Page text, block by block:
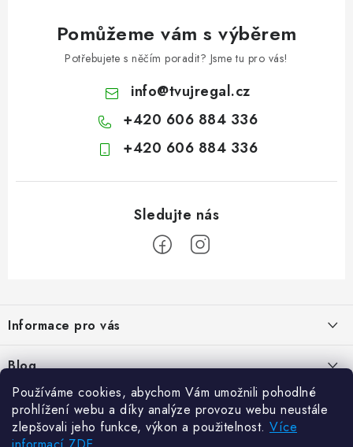
Používáme cookies, abychom Vám umožnili pohodlné
prohlížení webu a díky analýze provozu webu neustále
zlepšovali jeho funkce, výkon a použitelnost. Více
Pomůžeme vám s výběrem
Potřebujete s něčím poradit? Jsme tu pro vás!
info@tvujregal.cz
+420 606 884 336
+420 606 884 336
p
a
t
Informace pro vás
Kontakty
Hodnocení obchodu
Reklamace zboží
Blog
Jak vybrat poštovní schránku?
21.5.2024
Facebook